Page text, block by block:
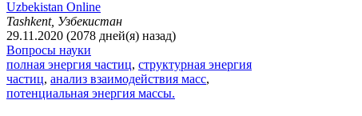
Uzbekistan Online
Tashkent, Узбекистан
29.11.2020 (2078 дней(я) назад)
Вопросы науки
полная энергия частиц, структурная энергия
частиц, анализ взаимодействия масс,
потенциальная энергия массы.